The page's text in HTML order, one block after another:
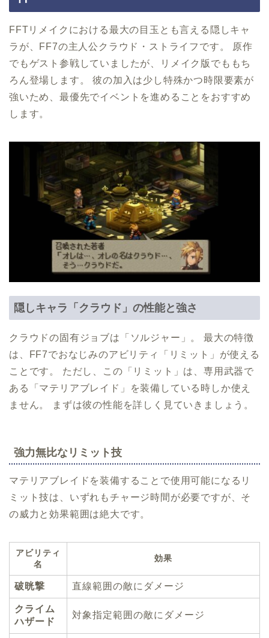
FFTリメイクにおける最大の目玉とも言える隠しキャ
ラが、FF7の主人公クラウド・ストライフです。 原作
でもゲスト参戦していましたが、リメイク版でももち
ろん登場します。 彼の加入は少し特殊かつ時限要素が
強いため、最優先でイベントを進めることをおすすめ
します。
隠しキャラ「クラウド」の性能と強さ
クラウドの固有ジョブは「ソルジャー」。 最大の特徴
は、FF7でおなじみのアビリティ「リミット」が使える
ことです。 ただし、この「リミット」は、専用武器で
ある「マテリアブレイド」を装備している時しか使え
ません。 まずは彼の性能を詳しく見ていきましょう。
強力無比なリミット技
マテリアブレイドを装備することで使用可能になるリ
ミット技は、いずれもチャージ時間が必要ですが、そ
の威力と効果範囲は絶大です。
アビリティ
名
効果
破晄撃 直線範囲の敵にダメージ
クライム
ハザード
対象指定範囲の敵にダメージ